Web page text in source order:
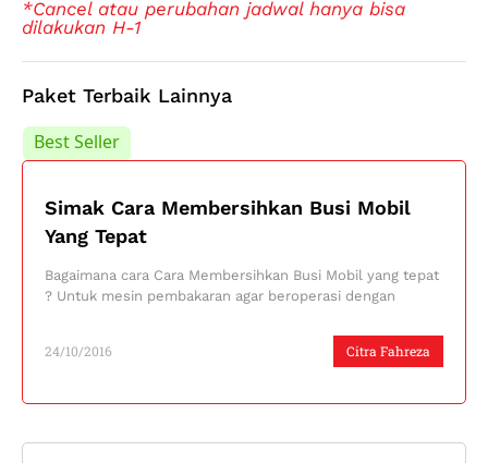
*Cancel atau perubahan jadwal hanya bisa
dilakukan H-1
Paket Terbaik Lainnya
Best Seller
Simak Cara Membersihkan Busi Mobil
Yang Tepat
Citra Fahreza
24/10/2016
Bagaimana cara Cara Membersihkan Busi Mobil yang tepat
? Untuk mesin pembakaran agar beroperasi dengan
Best Seller